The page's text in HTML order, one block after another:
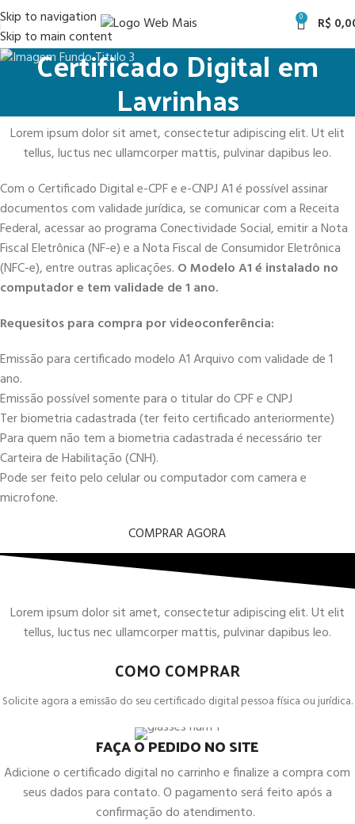
Skip to navigation
Skip to main content
0 R$
Certificado Digital em
Lavrinhas
Lorem ipsum dolor sit amet, consectetur adipiscing elit. Ut elit
tellus, luctus nec ullamcorper mattis, pulvinar dapibus leo.
Com o Certificado Digital e-CPF e e-CNPJ A1 é possível assinar
documentos com validade jurídica, se comunicar com a Receita
Federal, acessar ao programa Conectividade Social, emitir a Nota
Fiscal Eletrônica (NF-e) e a Nota Fiscal de Consumidor Eletrônica
(NFC-e), entre outras aplicações. O Modelo A1 é instalado no
computador e tem validade de 1 ano.
Requesitos para compra por videoconferência:
Emissão para certificado modelo A1 Arquivo com validade de 1
ano.
Emissão possível somente para o titular do CPF e CNPJ
Ter biometria cadastrada (ter feito certificado anteriormente)
Para quem não tem a biometria cadastrada é necessário ter
Carteira de Habilitação (CNH).
Pode ser feito pelo celular ou computador com camera e
microfone.
COMPRAR AGORA
Lorem ipsum dolor sit amet, consectetur adipiscing elit. Ut elit
tellus, luctus nec ullamcorper mattis, pulvinar dapibus leo.
COMO COMPRAR
Solicite agora a emissão do seu certificado digital pessoa física ou jurídica.
FAÇA O PEDIDO NO SITE
Adicione o certificado digital no carrinho e finalize a compra com
seus dados para contato. O pagamento será feito após a
confirmação do atendimento.